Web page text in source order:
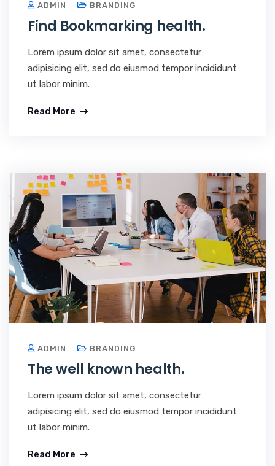
ADMIN BRANDING
Find Bookmarking health.
Lorem ipsum dolor sit amet, consectetur
adipisicing elit, sed do eiusmod tempor incididunt
ut labor minim.
Read More
ADMIN BRANDING
The well known health.
Lorem ipsum dolor sit amet, consectetur
adipisicing elit, sed do eiusmod tempor incididunt
ut labor minim.
Read More